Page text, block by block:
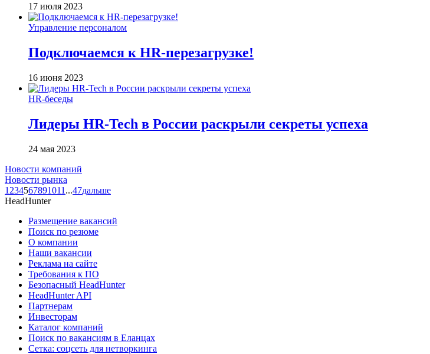
17 июля 2023
Управление персоналом
Подключаемся к HR-перезагрузке!
16 июня 2023
HR-беседы
Лидеры HR-Tech в России раскрыли секреты успеха
24 мая 2023
Новости компаний
Новости рынка
1 234567891011 ...47дальше
HeadHunter
Размещение вакансий
Поиск по резюме
О компании
Наши вакансии
Реклама на сайте
Требования к ПО
Безопасный HeadHunter
HeadHunter API
Партнерам
Инвесторам
Каталог компаний
Поиск по вакансиям в Еланцах
Сетка: соцсеть для нетворкинга